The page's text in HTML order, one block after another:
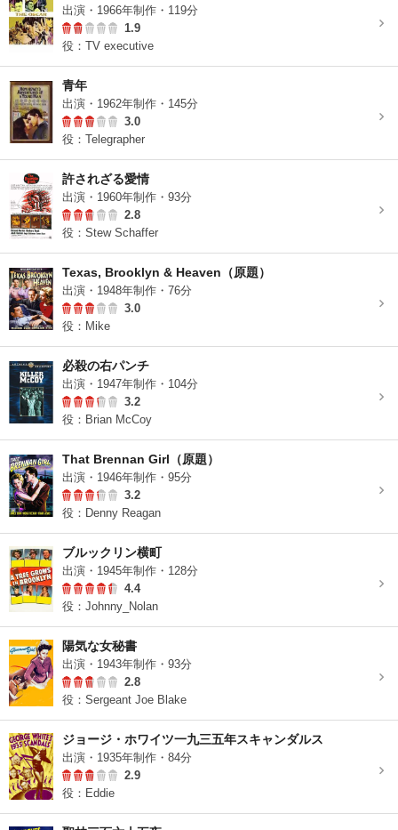
出演・1966年制作・119分
1.9
役：TV executive
青年
出演・1962年制作・145分
3.0
役：Telegrapher
許されざる愛情
出演・1960年制作・93分
2.8
役：Stew Schaffer
Texas, Brooklyn & Heaven（原題）
出演・1948年制作・76分
3.0
役：Mike
必殺の右パンチ
出演・1947年制作・104分
3.2
役：Brian McCoy
That Brennan Girl（原題）
出演・1946年制作・95分
3.2
役：Denny Reagan
ブルックリン横町
出演・1945年制作・128分
4.4
役：Johnny_Nolan
陽気な女秘書
出演・1943年制作・93分
2.8
役：Sergeant Joe Blake
ジョージ・ホワイツ一九三五年スキャンダルス
出演・1935年制作・84分
2.9
役：Eddie